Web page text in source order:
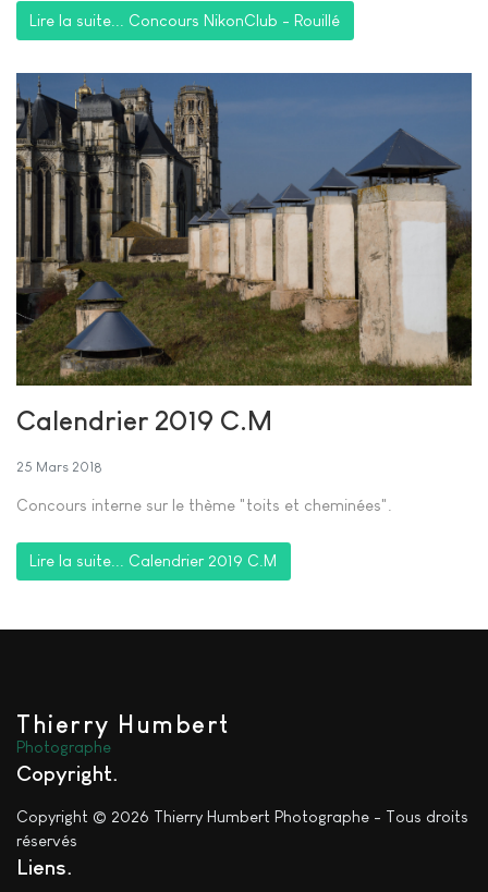
Lire la suite... Concours NikonClub - Rouillé
Calendrier 2019 C.M
25 Mars 2018
Concours interne sur le thème "toits et cheminées".
Lire la suite... Calendrier 2019 C.M
Thierry Humbert
Photographe
Copyright
Copyright © 2026 Thierry Humbert Photographe - Tous droits
réservés
Liens